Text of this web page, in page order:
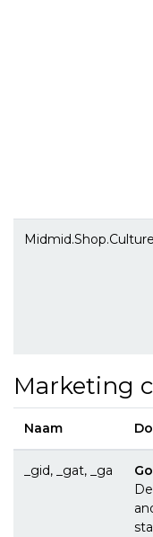
Midmid.Shop.Culture
Marketing
Naam
_gid, _gat, _ga